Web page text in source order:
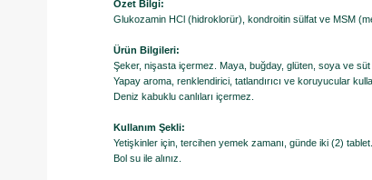
Özet Bilgi:
Glukozamin HCl (hidroklorür), kondroitin sülfat ve MSM
Ürün Bilgileri:
Şeker, nişasta içermez. Maya, buğday, glüten, soya ve
Yapay aroma, renklendirici, tatlandırıcı ve koruyucular
​Deniz kabuklu canlıları içermez.
Kullanım Şekli:
Yetişkinler için, tercihen yemek zamanı, günde iki (2) tablet.
Bol su ile alınız.